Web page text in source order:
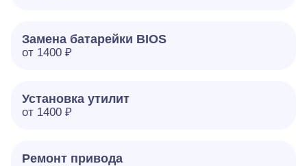
Замена батарейки BIOS
от 1400 ₽
Установка утилит
от 1400 ₽
Ремонт привода